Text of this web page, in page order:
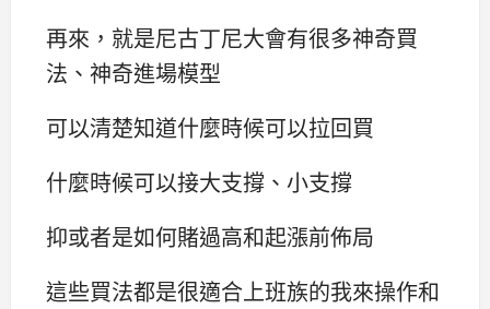
再來，就是尼古丁尼大會有很多神奇買
法、神奇進場模型
可以清楚知道什麼時候可以拉回買
什麼時候可以接大支撐、小支撐
抑或者是如何賭過高和起漲前佈局
這些買法都是很適合上班族的我來操作和